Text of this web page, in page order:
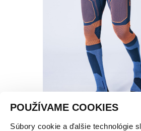
POUŽÍVAME COOKIES
Súbory cookie a ďalšie technológie